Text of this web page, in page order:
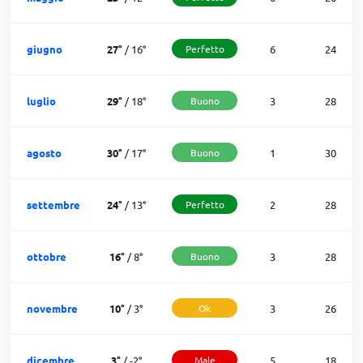
giugno 27°/16° Perfetto 6 24
luglio 29°/18° Buono 3 28
agosto 30°/17° Buono 1 30
settembre 24°/13° Perfetto 2 28
ottobre 16° /8° Buono 3 28
novembre 10° /3° Ok 3 26
dicembre 3°/-2° Male 5 18